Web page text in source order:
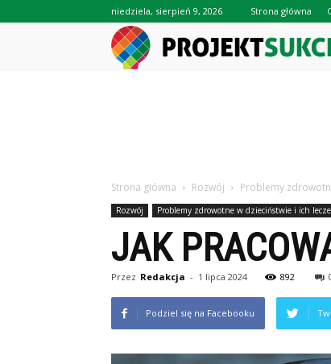
niedziela, sierpień 9, 2026 Strona główna
Strona główna Rozwój Problemy
Rozwój Problemy zdrowotne w dzieciństwie i ich
JAK
Przez Redakcja - 1 lipca 2024 892
Podziel się na Facebooku